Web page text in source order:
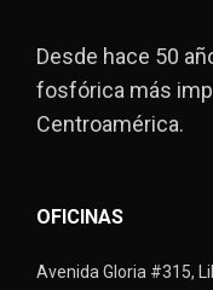
Desde hace 50
fosfórica más
Centroamérica.
OFICINAS
Avenida Gloria #315,